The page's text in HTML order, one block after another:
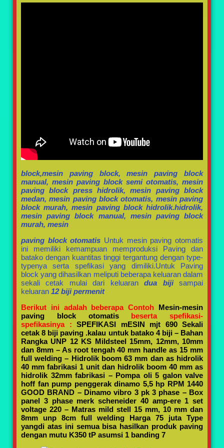
block,mesin paving block, mesin paving block
manual, mesin paving block semi otomatis, mesin
paving block press hidrolik, mesin paving block
medan, mesin paving block otomatis, mesin paving
block murah, mesin paving block hidrolik.hidrolik,
mesin paving block manual, mesin paving block
murah, mesin
paving block otomatis Untuk mesin paving otomatis
ini memiliki kemampuan memproduksi Paving dan
batako dengan kuantitas tinggi tergantung dengan type-
typenya serta spefikasi yang dimiliki.Untuk Paving
block yang dihasilkan meliputi beberapa keluaran dalam
sekali cetak mulai dari keluarandua biji
sampai
keluaran 12 biji permenit
Berikut ini adalah beberapa Contoh Mesin-mesin
paving block otomatisbeserta spefikasi-
spefikasinya : SPEFIKASI mESIN mjt 690 Sekali
cetak 8 biji paving .kalau untuk batako 4 biji – Bahan
Rangka UNP 12 KS Mildsteel 15mm, 12mm, 10mm
dan 8mm – As root tengah 40 mm handle as 15 mm
full welding – Hidrolik boom 63 mm dan as hidrolik
40 mm fabrikasi 1 unit dan hidrolik boom 40 mm as
hidrolik 32mm fabrikasi – Pompa oli 5 galon valve
hoff fan pump penggerak dinamo 5,5 hp RPM 1440
GOOD BRAND – Dinamo vibro 3 pk 3 phase – Box
panel 3 phase merk scheneider 40 amp-ere 1 set
voltage 220 – Matras mild stell 15 mm, 10 mm dan
8mm unp 8cm full welding Harga 75 juta Type
yangdi atas ini semua bisa hasilkan produk paving
dengan mutu K350 tP asumsi 1 banding 7